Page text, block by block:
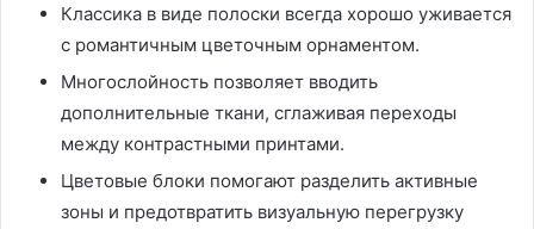
Классика в виде полоски всегда хорошо уживается
с романтичным цветочным орнаментом.
Многослойность позволяет вводить
дополнительные ткани, сглаживая переходы
между контрастными принтами.
Цветовые блоки помогают разделить активные
зоны и предотвратить визуальную перегрузку